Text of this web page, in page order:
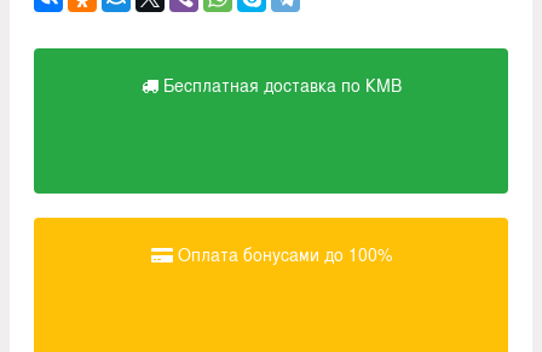
Бесплатная доставка по КМВ
Оплата бонусами до 100%